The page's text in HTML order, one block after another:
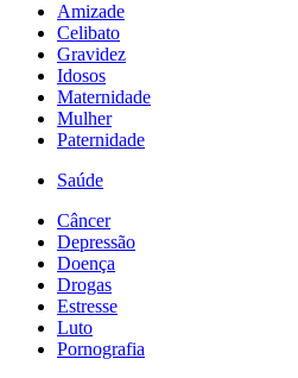
Amizade
Celibato
Gravidez
Idosos
Maternidade
Mulher
Paternidade
Saúde
Câncer
Depressão
Doença
Drogas
Estresse
Luto
Pornografia